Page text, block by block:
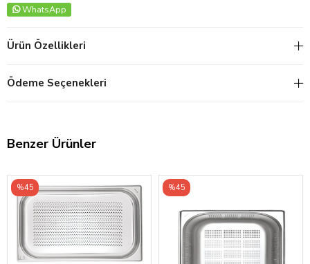
WhatsApp
Ürün Özellikleri
Ödeme Seçenekleri
Benzer Ürünler
%45 %45